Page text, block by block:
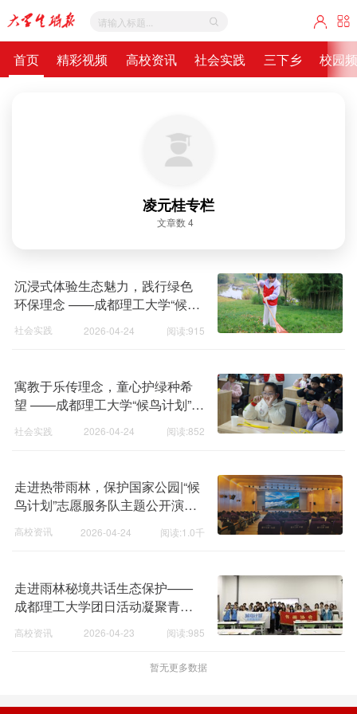
首页 精彩视频 高校资讯 社会实践 三下乡 校园
凌元桂专栏
文章数 4
沉浸式体验生态魅力，践行绿色
环保理念 ——成都理工大学“候鸟
计划”团队开展竹文化公园生态调
研活动
社会实践 2026-04-24 阅读:915
寓教于乐传理念，童心护绿种希
望 ——成都理工大学“候鸟计划”团
队走进社区开展生态科普手工课
社会实践 2026-04-24 阅读:852
走进热带雨林，保护国家公园|“候
鸟计划”志愿服务队主题公开演讲
圆满举办
高校资讯 2026-04-24 阅读:1.0千
走进雨林秘境共话生态保护——
成都理工大学团日活动凝聚青年
高校资讯 2026-04-23 阅读:985
暂无更多数据